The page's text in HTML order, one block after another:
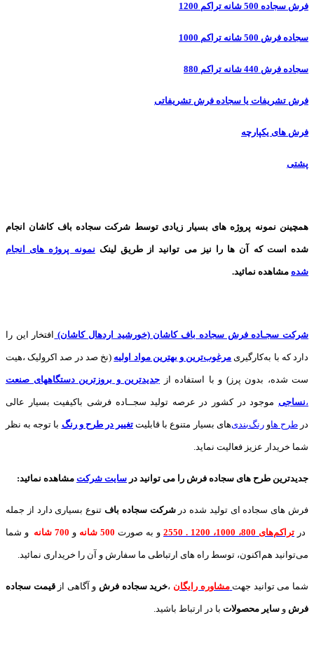
فرش سجاده 500 شانه تراکم 1200
سجاده فرش 500 شانه تراکم 1000
سجاده فرش 440 شانه تراکم 880
فرش تشریفات یا سجاده فرش تشریفاتی
فرش های یکپارچه
پشتی
همچینن نمونه پروژه های بسیار زیادی توسط شرکت سجاده باف کاشان انجام
شده است که آن ها را نیز می توانید از طریق لینک نمونه پروژه های انجام
شده مشاهده نمائید.
شرکت سجـاده فرش سجاده باف کاشان (خورشید اردهال کاشان) افتخار این را
دارد که با به‌کارگیری مرغوب‌ترین و بهترین مواد اولیه (نخ صد در صد اکرولیک ،هیت
ست شده، بدون پرز) و با استفاده از جدیدترین و بروزترین دستگاههای صنعت
نساجی، موجود در کشور در عرصه تولید سجــاده فرشی باکیفیت بسیار عالی
درطرح هاو
رنگ‌بندی‌ های بسیار متنوع با قابلیت تغییر در طرح و رنگ با توجه به نظر
شما خریدار عزیز فعالیت نماید.
جدیدترین طرح های سجاده فرش را می توانید در سایت شرکت مشاهده نمائید:
فرش های سجاده ای تولید شده درشرکت سجاده باف تنوع بسیاری دارد از جمله
در تراکم‌های 800، 1000، 1200 . 2550 و به صورت 500 شانه و 700 شانه و شما
می‌توانید هم‌اکنون، توسط راه های ارتباطی ما سفارش و آن را خریداری نمائید.
شما می توانید جهت مشاوره رایگان ،خرید سجاده فرش و آگاهی ازقیمت سجاده
فرش و سایر محصولات با در ارتباط باشید.